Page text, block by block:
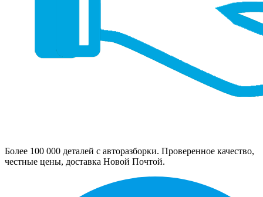
Более 100 000 деталей с авторазборки. Проверенное качество,
честные цены, доставка Новой Почтой.